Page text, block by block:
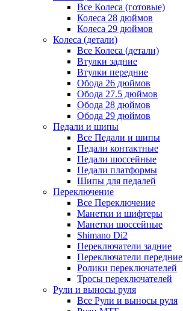
Все Колеса (готовые)
Колеса 28 дюймов
Колеса 29 дюймов
Колеса (детали)
Все Колеса (детали)
Втулки задние
Втулки передние
Обода 26 дюймов
Обода 27.5 дюймов
Обода 28 дюймов
Обода 29 дюймов
Педали и шипы
Все Педали и шипы
Педали контактные
Педали шоссейные
Педали платформы
Шипы для педалей
Переключение
Все Переключение
Манетки и шифтеры
Манетки шоссейные
Shimano Di2
Переключатели задние
Переключатели передние
Ролики переключателей
Тросы переключателей
Рули и выносы руля
Все Рули и выносы руля